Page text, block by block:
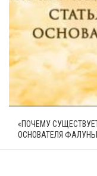
«ПОЧЕМУ
ОСНОВАТЕЛЯ